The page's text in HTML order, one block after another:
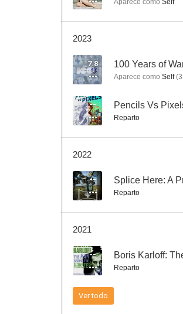
La verdadera historia del cine
--
Aparece como Self
2023
7.8 100 Years of
Aparece como Self(3
-- Pencils Vs
Reparto
2022
-- Splice Here: A
Reparto
2021
--
Reparto
Ver todo